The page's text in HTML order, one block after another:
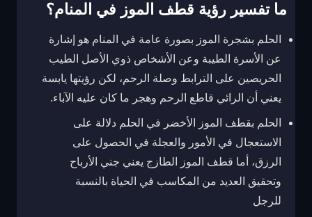
ما تفسير رؤية قطف الموز في المنام؟
الحلم بشجرة الموز بصورة عامة في المنام هو إشارة
عن الأسرة الطيبة وعن الأشخاص ذوي الأصل الطيب
الحريصين على الترابط وصلة الرحم، لكن رؤيتها يابسة
يعني أن الرائي قاطع الرحم وهجر ما كان عليه الآباء.
الحلم بقطف الموز الأخضر في الحلم دلالة على
الاستعجال في الأمور والعجلة في الحصول على
الرزق، أما قطف الموز الطازج يعني جني الأرباح
وتحقيق العديد من المكاسب في الحياة بالنسبة
للرجل